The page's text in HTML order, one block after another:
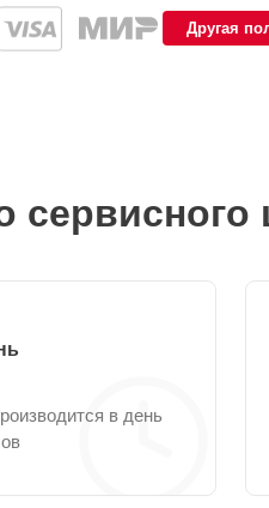
Другая
сервисного
в день